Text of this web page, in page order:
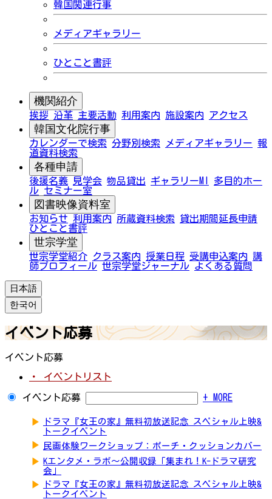
韓国関連行事
メディアギャラリー
ひとこと書評
機関紹介
挨拶 沿革 主要活動 利用案内 施設案内 アクセス
韓国文化院行事
カレンダーで検索 分野別検索 メディアギャラリー 報
道資料検索
各種申請
後援名義 見学会 物品貸出 ギャラリーMI
多目的ホー
ル セミナー室
図書映像資料室
お知らせ 利用案内 所蔵資料検索
貸出期間延長申請
ひとこと書評
世宗学堂
世宗学堂紹介 クラス案内 授業日程 受講申込案内 講
師プロフィール 世宗学堂ジャーナル よくある質問
日本語
한국어
イベント応募
イベント応募
・ イベントリスト
イベント応募 + MORE
▶
ドラマ『女王の家』無料初放送記念 スペシャル上映&
トークイベント
▶ 民画体験ワークショップ：ポーチ・クッションカバー
▶ Kエンタメ・ラボ～公開収録「集まれ！K-ドラマ研究
会」
▶
ドラマ『女王の家』無料初放送記念 スペシャル上映&
トークイベント